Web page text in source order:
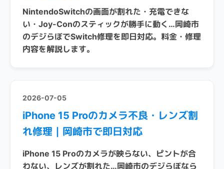
NintendoSwitchの画面が割れた・充電できな
い・Joy-Conのスティックが勝手に動く…岡崎市
のデジらぼでSwitch修理を即日対応。料金・修理
内容を解説します。
2026-07-05
iPhone 15 Proのカメラ不良・レンズ割
れ修理｜岡崎市で即日対応
iPhone 15 Proのカメラが映らない、ピントが合
わない、レンズが割れた…岡崎市のデジらぼなら